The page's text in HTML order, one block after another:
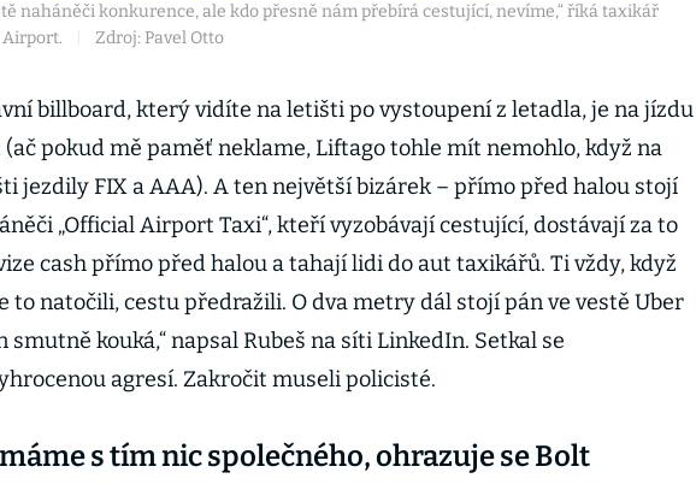
naháněči konkurence, ale kdo přesně nám přebírá cestující, nevíme,“ říká taxikář
Zdroj: Pavel Otto
billboard, který vidíte na letišti po vystoupení z letadla, je na jízdu
(ač pokud mě paměť neklame, Liftago tohle mít nemohlo, když na
jezdily FIX a AAA). A ten největší bizárek – přímo před halou stojí
„Official Airport Taxi“, kteří vyzobávají cestující, dostávají za to
cash přímo před halou a tahají lidi do aut taxikářů. Ti vždy, když
to natočili, cestu předražili. O dva metry dál stojí pán ve vestě Uber
smutně kouká,“ napsal Rubeš na síti LinkedIn. Setkal se
agresí. Zakročit museli policisté.
s tím nic společného, ohrazuje se Bolt